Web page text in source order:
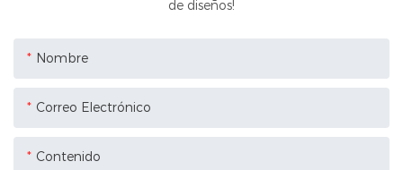
de diseños!
Nombre
Correo Electrónico
Contenido